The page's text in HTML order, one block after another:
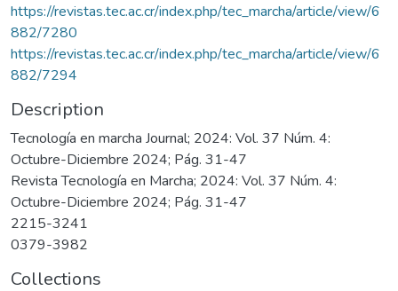
https://revistas.tec.ac.cr/index.php/tec_marcha/article/view/6
882/7280
https://revistas.tec.ac.cr/index.php/tec_marcha/article/view/6
882/7294
Description
Tecnología en marcha Journal; 2024: Vol. 37 Núm. 4:
Octubre-Diciembre 2024; Pág. 31-47
Revista Tecnología en Marcha; 2024: Vol. 37 Núm. 4:
Octubre-Diciembre 2024; Pág. 31-47
2215-3241
0379-3982
Collections